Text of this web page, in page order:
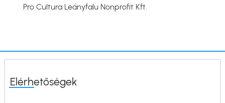
Pro Cultura Leányfalu Nonprofit Kft.
Elérhetőségek